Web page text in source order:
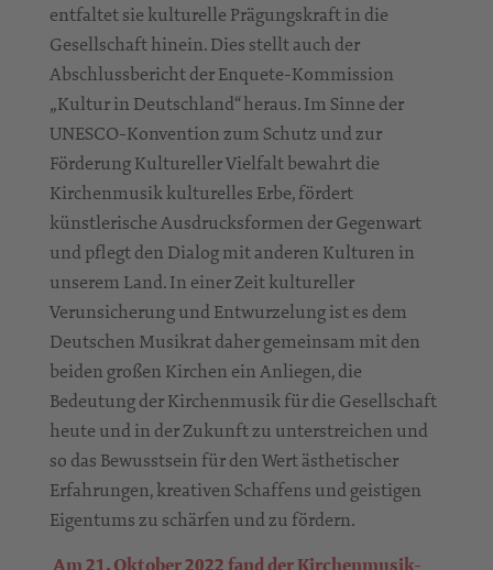
entfaltet sie kulturelle Prägungskraft in die
Gesellschaft hinein. Dies stellt auch der
Abschlussbericht der Enquete-Kommission
„Kultur in Deutschland“ heraus. Im Sinne der
UNESCO-Konvention zum Schutz und zur
Förderung Kultureller Vielfalt bewahrt die
Kirchenmusik kulturelles Erbe, fördert
künstlerische Ausdrucksformen der Gegenwart
und pflegt den Dialog mit anderen Kulturen in
unserem Land. In einer Zeit kultureller
Verunsicherung und Entwurzelung ist es dem
Deutschen Musikrat daher gemeinsam mit den
beiden großen Kirchen ein Anliegen, die
Bedeutung der Kirchenmusik für die Gesellschaft
heute und in der Zukunft zu unterstreichen und
so das Bewusstsein für den Wert ästhetischer
Erfahrungen, kreativen Schaffens und geistigen
Eigentums zu schärfen und zu fördern.